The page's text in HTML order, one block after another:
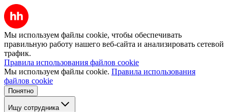
Мы используем файлы cookie, чтобы обеспечивать
правильную работу нашего веб-сайта и анализировать сетевой
трафик.
Правила использования файлов cookie
Мы используем файлы cookie. Правила использования
файлов cookie
Понятно
Ищу сотрудника